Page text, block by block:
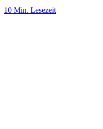
10 Min. Lesezeit